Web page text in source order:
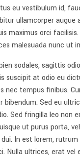
eu vestibulum id,
ullamcorper augue
maximus orci
malesuada nunc ut
sodales, sagittis
suscipit at odio eu
nec tempus finibus.
Sed eu
Sed fringilla leo non
ut purus porta,
In est lorem,
Nulla ultrices, erat vel